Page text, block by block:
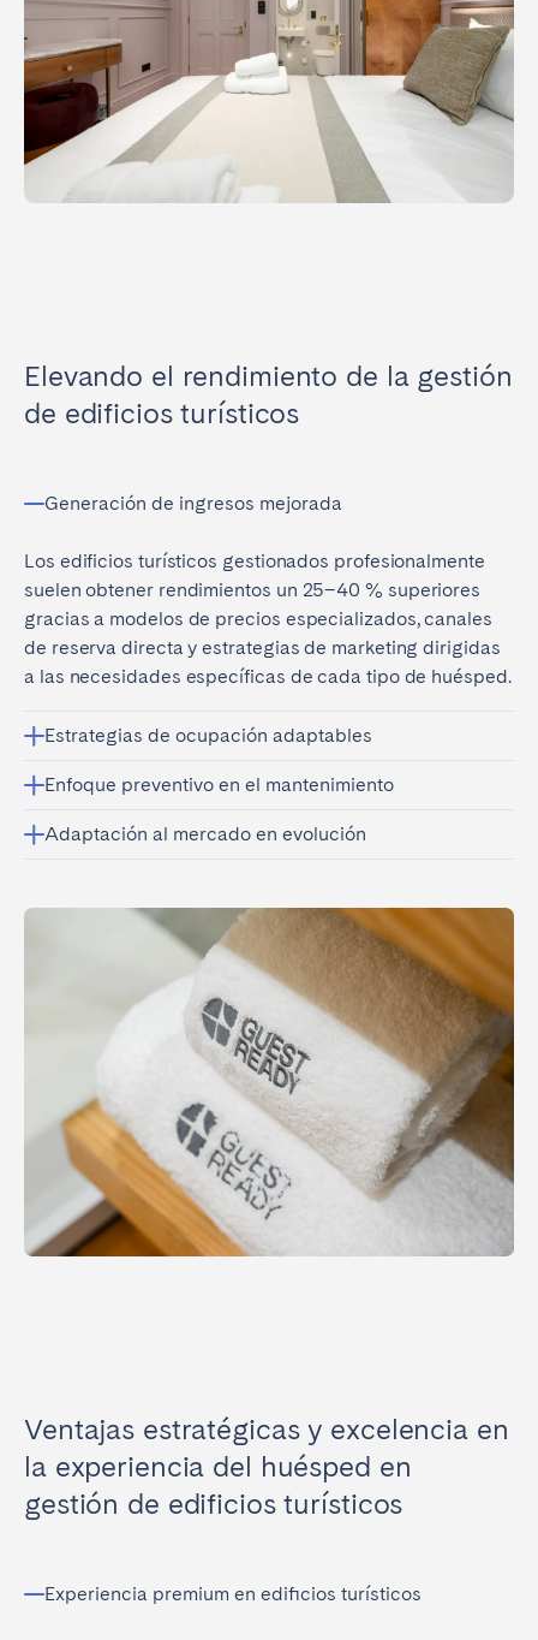
Elevando el rendimiento de la gestión
de edificios turísticos
Generación de ingresos mejorada
Los edificios turísticos gestionados profesionalmente
suelen obtener rendimientos un 25–40 % superiores
gracias a modelos de precios especializados, canales
de reserva directa y estrategias de marketing dirigidas
a las necesidades específicas de cada tipo de huésped.
Estrategias de ocupación adaptables
Enfoque preventivo en el mantenimiento
Adaptación al mercado en evolución
Ventajas estratégicas y excelencia en
la experiencia del huésped en
gestión de edificios turísticos
Experiencia premium en edificios turísticos